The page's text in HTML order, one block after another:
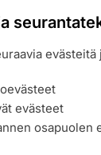
evästeet
osapuolen